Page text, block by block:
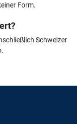
Form.
Schweizer